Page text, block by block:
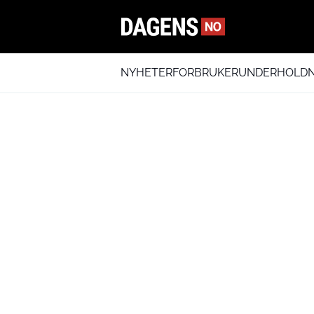
NYHETERFORBRUKER